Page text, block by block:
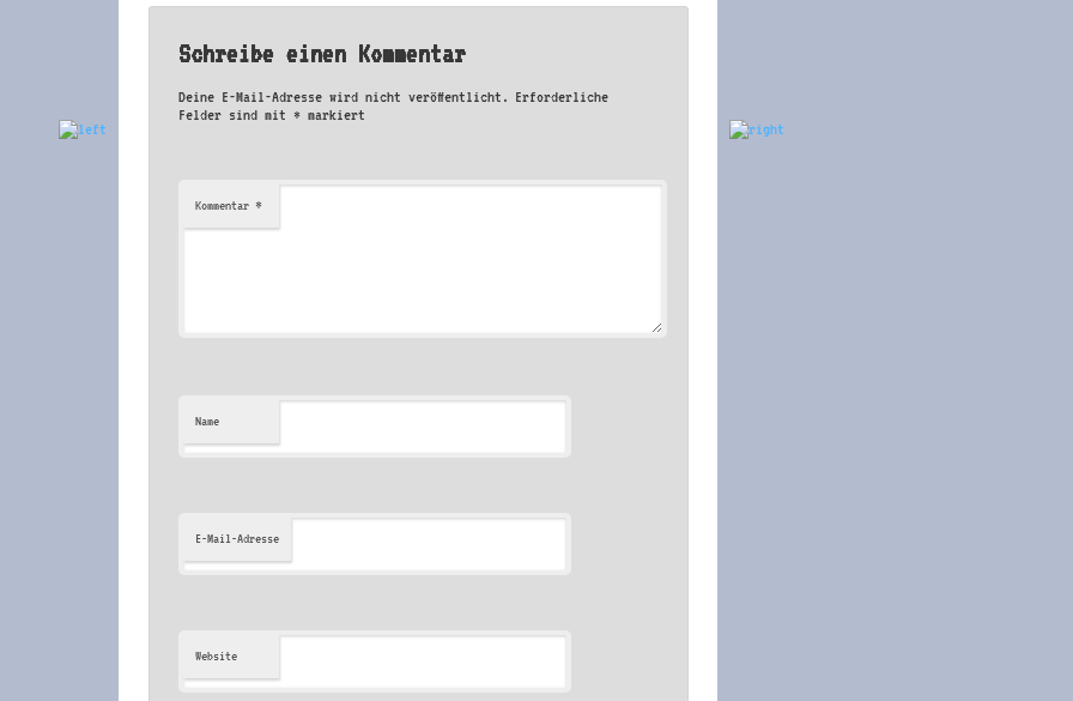
Schreibe einen Kommentar
Deine E-Mail-Adresse wird nicht veröffentlicht. Erforderliche
Felder sind mit * markiert
Kommentar *
Name
E-Mail-Adresse
Website